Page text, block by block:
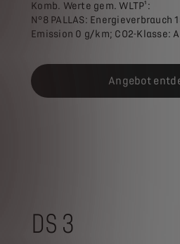
Komb. Werte gem. WLTP¹:
N°8 PALLAS: Energieverbrauch
Emission 0 g/km; CO2-Klasse: A
Angebot
DS 3